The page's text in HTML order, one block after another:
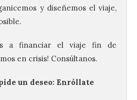
y diseñemos el viaje,
a financiar el viaje fin de
en crisis! Consúltanos.
un deseo: Enróllate